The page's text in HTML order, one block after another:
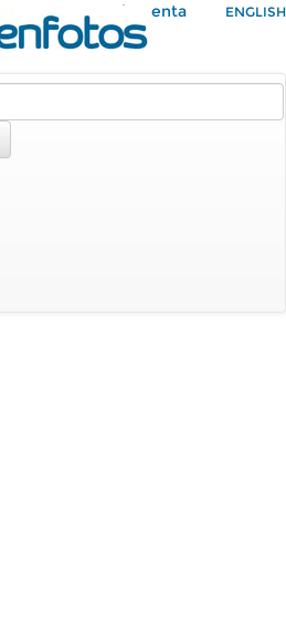
Mi Cuenta ENGLISH